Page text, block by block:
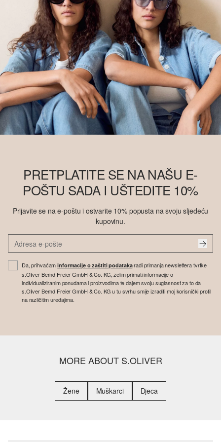
PRETPLATITE SE NA NAŠU E-
POŠTU SADA I UŠTEDITE 10%
Prijavite se na e-poštu i ostvarite 10% popusta na svoju sljedeću
kupovinu.
Da, prihvaćaminformacije o zaštiti podatakaradi primanja newslettera tvrtke
s.Oliver Bernd Freier GmbH & Co. KG, želim primati informacije o
individualiziranim ponudama i proizvodima te dajem svoju suglasnost za to da
s.Oliver Bernd Freier GmbH & Co. KG u tu svrhu smije izraditi moj korisnički profil
na različitim uređajima.
MORE ABOUT S.OLIVER
Žene Muškarci Djeca